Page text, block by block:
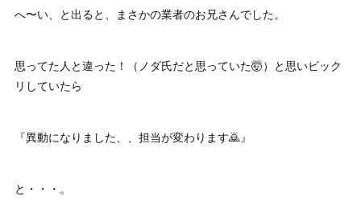
へ〜い、と出ると、まさかの業者のお兄さんでした。
思ってた人と違った！（ノダ氏だと思っていた🤯）と思いビック
リしていたら
『異動になりました、、担当が変わります🙇』
と・・・。